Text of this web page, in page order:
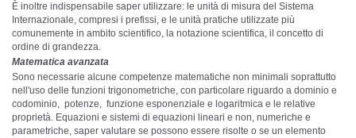
È inoltre indispensabile saper utilizzare: le unità di misura del Sistema
Internazionale, compresi i prefissi, e le unità pratiche utilizzate più
comunemente in ambito scientifico, la notazione scientifica, il concetto di
ordine di grandezza.
Matematica avanzata
Sono necessarie alcune competenze matematiche non minimali soprattutto
nell'uso delle funzioni trigonometriche, con particolare riguardo a dominio e
codominio, potenze, funzione esponenziale e logaritmica e le relative
proprietà. Equazioni e sistemi di equazioni lineari e non, numeriche e
parametriche, saper valutare se possono essere risolte o se un elemento